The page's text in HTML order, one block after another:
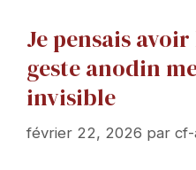
Je pensais
geste anodin
invisible
février 22, 2026 par cf-